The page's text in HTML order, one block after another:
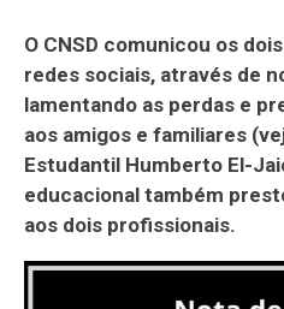
O CNSD comunicou os
redes sociais, através de
lamentando as perdas e
aos amigos e familiares
Estudantil Humberto El-
educacional também
aos dois profissionais.